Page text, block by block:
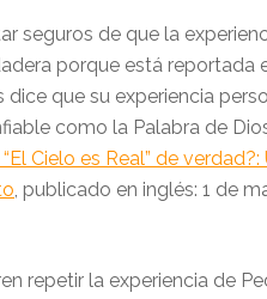
seguros de que la
porque está reportada
dice que su experiencia
como la Palabra de
“El Cielo es Real” de
, publicado en inglés: 1 de
repetir la experiencia de